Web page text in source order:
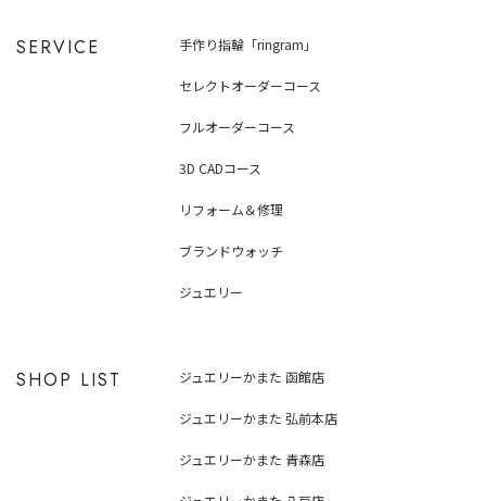
SERVICE 手作り指輪「ringram」
セレクトオーダーコース
フルオーダーコース
3D CADコース
リフォーム＆修理
ブランドウォッチ
ジュエリー
SHOP LIST ジュエリーかまた 函館店
ジュエリーかまた 弘前本店
ジュエリーかまた 青森店